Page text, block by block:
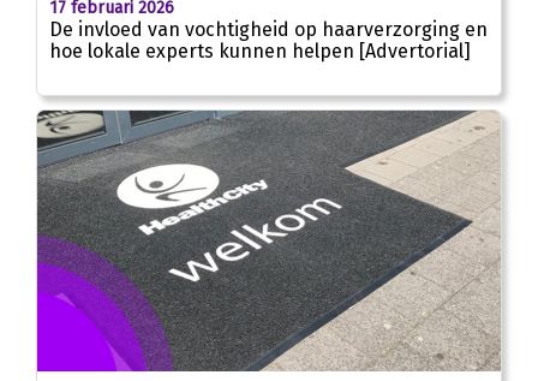
17 februari 2026
De invloed van vochtigheid op haarverzorging en
hoe lokale experts kunnen helpen [Advertorial]